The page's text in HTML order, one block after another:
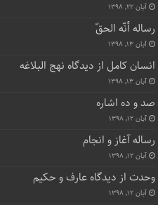
آبان ۲۲, ۱۳۹۸
رساله أنّه الحقّ
آبان ۱۳, ۱۳۹۸
انسان کامل از دیدگاه نهج البلاغه
آبان ۱۳, ۱۳۹۸
صد و ده اشاره
آبان ۱۲, ۱۳۹۸
رساله آغاز و انجام
آبان ۱۲, ۱۳۹۸
وحدت از دیدگاه عارف و حکیم
آبان ۱۲, ۱۳۹۸